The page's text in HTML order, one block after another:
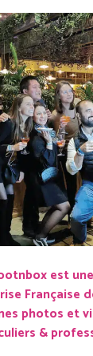
est
Française
photos et
&